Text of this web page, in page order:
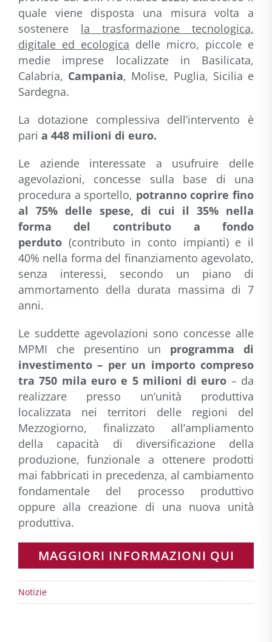
quale viene disposta una misura volta a
sostenere la trasformazione tecnologica,
digitale ed ecologica delle micro, piccole e
medie imprese localizzate in Basilicata,
Calabria, Campania, Molise, Puglia, Sicilia e
Sardegna.
La dotazione complessiva dell’intervento è
pari a 448 milioni di euro.
Le aziende interessate a usufruire delle
agevolazioni, concesse sulla base di una
procedura a sportello, potranno coprire fino
al 75% delle spese, di cui il 35% nella
forma del contributo a fondo
perduto (contributo in conto impianti) e il
40% nella forma del finanziamento agevolato,
senza interessi, secondo un piano di
ammortamento della durata massima di 7
anni.
Le suddette agevolazioni sono concesse alle
MPMI che presentino un programma di
investimento – per un importo compreso
tra 750 mila euro e 5 milioni di euro – da
realizzare presso un’unità produttiva
localizzata nei territori delle regioni del
Mezzogiorno, finalizzato all’ampliamento
della capacità di diversificazione della
produzione, funzionale a ottenere prodotti
mai fabbricati in precedenza, al cambiamento
fondamentale del processo produttivo
oppure alla creazione di una nuova unità
produttiva.
MAGGIORI INFORMAZIONI QUI
Notizie